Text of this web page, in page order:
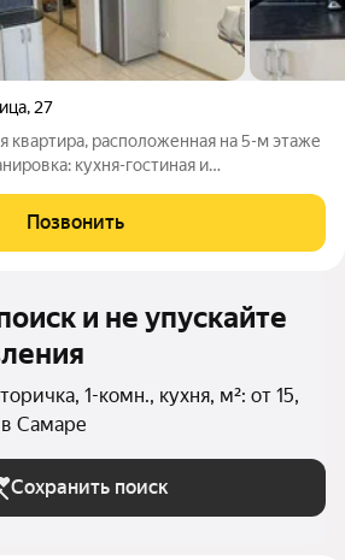
, 27
квартира, расположенная на 5-м этаже
кухня-гостиная и
высокий уровень комфорта. В
ремонт.
Позвонить
и не упускайте
1-комн., кухня, м²: от 15,
Самаре
Сохранить поиск